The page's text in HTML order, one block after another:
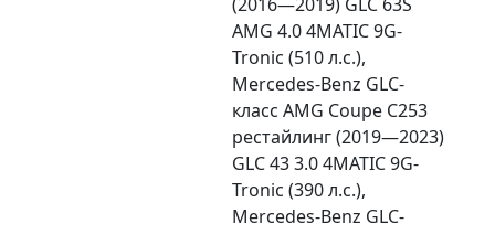
AMG 4.0 4MATIC 9G-
Tronic (510 л.с.),
Mercedes-Benz GLC-
класс AMG Coupe C253
рестайлинг (2019—2023)
GLC 43 3.0 4MATIC 9G-
Tronic (390 л.с.),
Mercedes-Benz GLC-